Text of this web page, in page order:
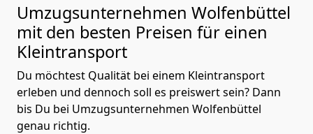
Umzugsunternehmen Wolfenbüttel
mit den besten Preisen für einen
Kleintransport
Du möchtest Qualität bei einem Kleintransport
erleben und dennoch soll es preiswert sein? Dann
bis Du bei Umzugsunternehmen Wolfenbüttel
genau richtig.